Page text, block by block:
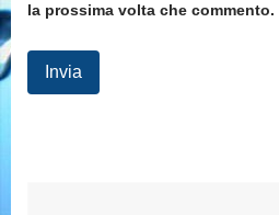
la prossima volta che commento.